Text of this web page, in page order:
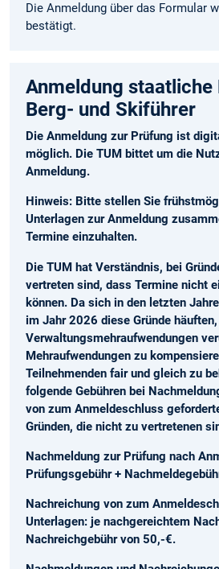
Die Anmeldung über das Formular
bestätigt.
Anmeldung staatliche
Berg- und Skiführer
Die Anmeldung zur Prüfung ist
möglich. Die TUM bittet um die
Anmeldung.
Hinweis: Bitte stellen Sie
Unterlagen zur Anmeldung
Termine einzuhalten.
Die TUM hat Verständnis, bei
vertreten sind, dass Termine nicht
können. Da sich in den letzten
im Jahr 2026 diese Gründe
Verwaltungsmehraufwendungen
Mehraufwendungen zu
Teilnehmenden fair und gleich zu
folgende Gebühren bei
von zum Anmeldeschluss
Gründen, die nicht zu vertretenen
Nachmeldung zur Prüfung nach
Prüfungsgebühr +
Nachreichung von zum
Unterlagen: je nachgereichtem
Nachreichgebühr von 50,-€.